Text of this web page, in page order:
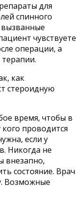
для
спинного
чувствуете
операции, а
как
стероидную
время, чтобы в
проводится
если у
Никогда не
внезапно,
состояние. Врач
Возможные